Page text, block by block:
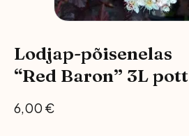
Lodjap-põisenelas
“Red Baron” 3L pott
6,00 €